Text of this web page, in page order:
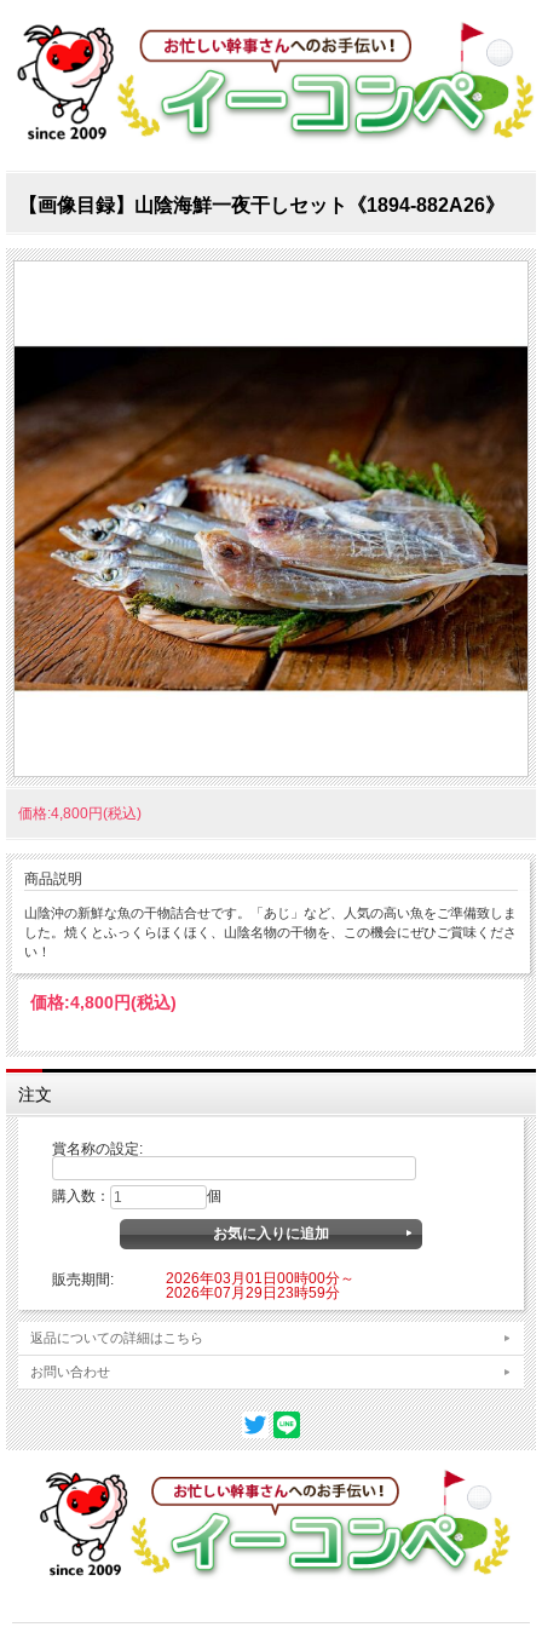
【画像目録】山陰海鮮一夜干しセット《1894-882A26》
価格:4,800円(税込)
商品説明
山陰沖の新鮮な魚の干物詰合せです。「あじ」など、人気の高い魚をご準備致しま
した。焼くとふっくらほくほく、山陰名物の干物を、この機会にぜひご賞味くださ
い！
価格:4,800円(税込)
注文
賞名称の設定:
購入数： 個
販売期間:
2026年03月01日00時00分～
2026年07月29日23時59分
返品についての詳細はこちら
お問い合わせ